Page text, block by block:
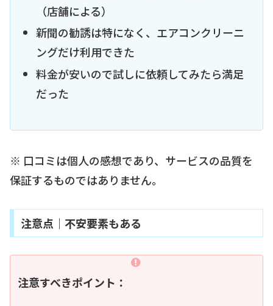
（店舗による）
新聞の勧誘は特になく、エアコンクリーニ
ングだけ利用できた
料金が安いので試しに依頼してみたら満足
だった
※ 口コミは個人の感想であり、サービスの品質を
保証するものではありません。
注意点｜不安要素もある
注意すべきポイント：